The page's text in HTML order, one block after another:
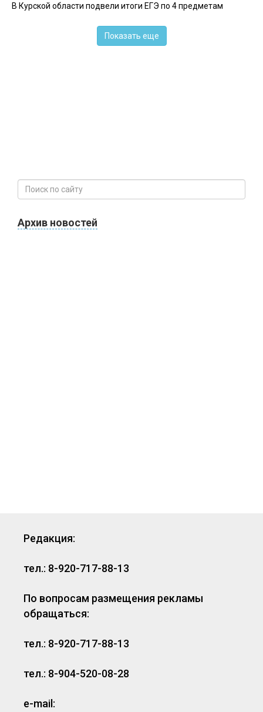
В Курской области подвели итоги ЕГЭ по 4 предметам
Показать еще
Архив новостей
Редакция:
тел.: 8-920-717-88-13
По вопросам размещения рекламы
обращаться:
тел.: 8-920-717-88-13
тел.: 8-904-520-08-28
e-mail: